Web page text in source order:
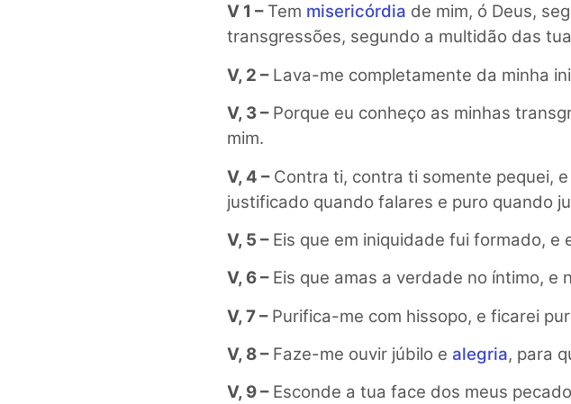
V 1 –Tem misericórdia de mim, ó Deus,
transgressões, segundo a multidão das
V, 2 –Lava-me completamente da minha
V, 3 –Porque eu conheço as minhas
mim.
V, 4 –Contra ti, contra ti somente pequei,
justificado quando falares e puro quando
V, 5 –Eis que em iniquidade fui formado, e
V, 6 –Eis que amas a verdade no íntimo, e
V, 7 –Purifica-me com hissopo, e ficarei
V, 8 –Faze-me ouvir júbilo e alegria, para
V, 9 –Esconde a tua face dos meus